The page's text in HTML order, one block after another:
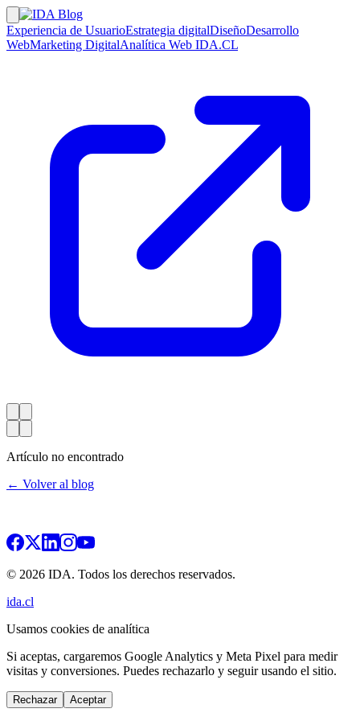
Experiencia de UsuarioEstrategia digitalDiseñoDesarrollo
WebMarketing DigitalAnalítica Web IDA.CL
Artículo no encontrado
← Volver al blog
© 2026 IDA. Todos los derechos reservados.
ida.cl
Usamos cookies de analítica
Si aceptas, cargaremos Google Analytics y Meta Pixel para medir
visitas y conversiones. Puedes rechazarlo y seguir usando el sitio.
Rechazar Aceptar